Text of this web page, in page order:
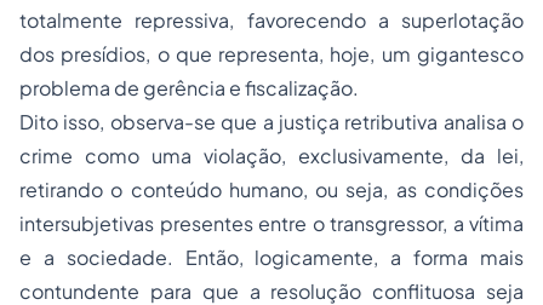
totalmente repressiva, favorecendo a superlotação
dos presídios, o que representa, hoje, um gigantesco
problema de gerência e fiscalização.
Dito isso, observa-se que a justiça retributiva analisa o
crime como uma violação, exclusivamente, da lei,
retirando o conteúdo humano, ou seja, as condições
intersubjetivas presentes entre o transgressor, a vítima
e a sociedade. Então, logicamente, a forma mais
contundente para que a resolução conflituosa seja